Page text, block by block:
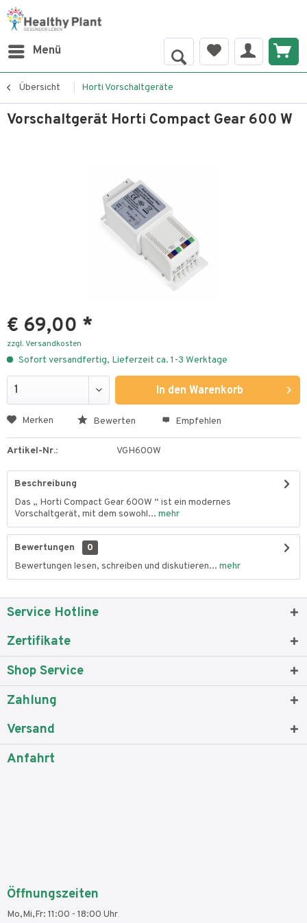
Menü
Übersicht Horti Vorschaltgeräte
Vorschaltgerät Horti Compact Gear 600 W
€ 69,00 *
zzgl. Versandkosten
Sofort versandfertig, Lieferzeit ca. 1-3 Werktage
In den Warenkorb
Merken Bewerten Empfehlen
Artikel-Nr.: VGH600W
Beschreibung
Das „ Horti Compact Gear 600W “ ist ein modernes
Vorschaltgerät, mit dem sowohl... mehr
Bewertungen
0
Bewertungen lesen, schreiben und diskutieren... mehr
Service Hotline
Zertifikate
Shop Service
Zahlung
Versand
Anfahrt
Öffnungszeiten
Mo,Mi,Fr: 11:00 - 18:00 Uhr